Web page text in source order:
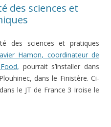
des sciences et
des sciences et pratiques
Hamon, coordinateur de
pourrait s’installer dans
dans le Finistère. Ci-
le JT de France 3 Iroise le